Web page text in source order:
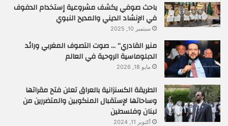
باحث صوفي يكشف مشروعية إستخدام الدفوف
في الإنشاد الديني والمديح النبوي
سبتمبر 10, 2025
منير القادري” … صوت التصوف المغربي ورائد
الدبلوماسية الروحية في العالم
مايو 18, 2026
الطريقة الكسنزانية بالعراق تعلن فتح مقراتها
وساحاتها لإستقبال المنكوبين والمتضررين من
لبنان وفلسطين
أكتوبر 11, 2024